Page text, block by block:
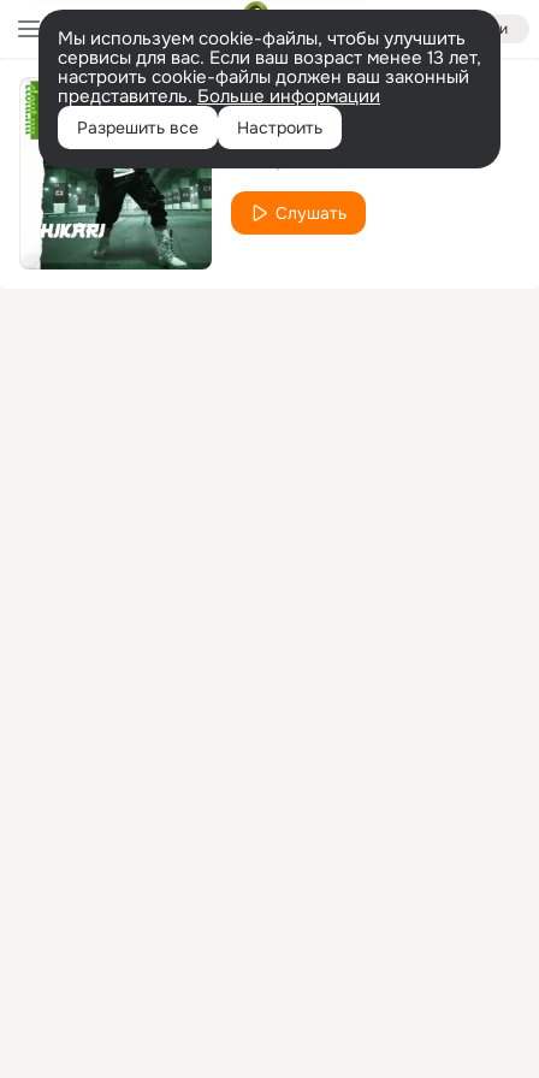
Войти
Мы используем cookie-файлы, чтобы улучшить
сервисы для вас. Если ваш возраст менее 13 лет,
настроить cookie-файлы должен ваш законный
представитель. Больше информации
Разрешить все Настроить
Hikari
Слушать